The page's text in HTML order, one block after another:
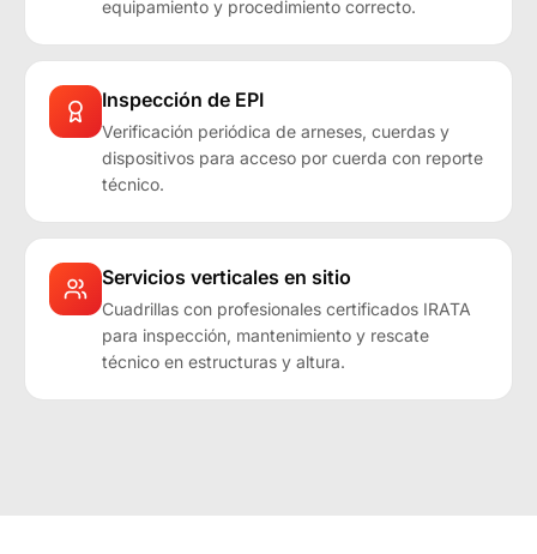
equipamiento y procedimiento correcto.
Inspección de EPI
Verificación periódica de arneses, cuerdas y
dispositivos para acceso por cuerda con reporte
técnico.
Servicios verticales en sitio
Cuadrillas con profesionales certificados IRATA
para inspección, mantenimiento y rescate
técnico en estructuras y altura.